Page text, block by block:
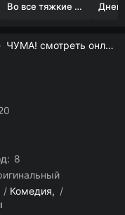
Во все тяжкие 1-5 сезон
ЧУМА! смотреть онлайн бесплатно
8
/ Комедия
/